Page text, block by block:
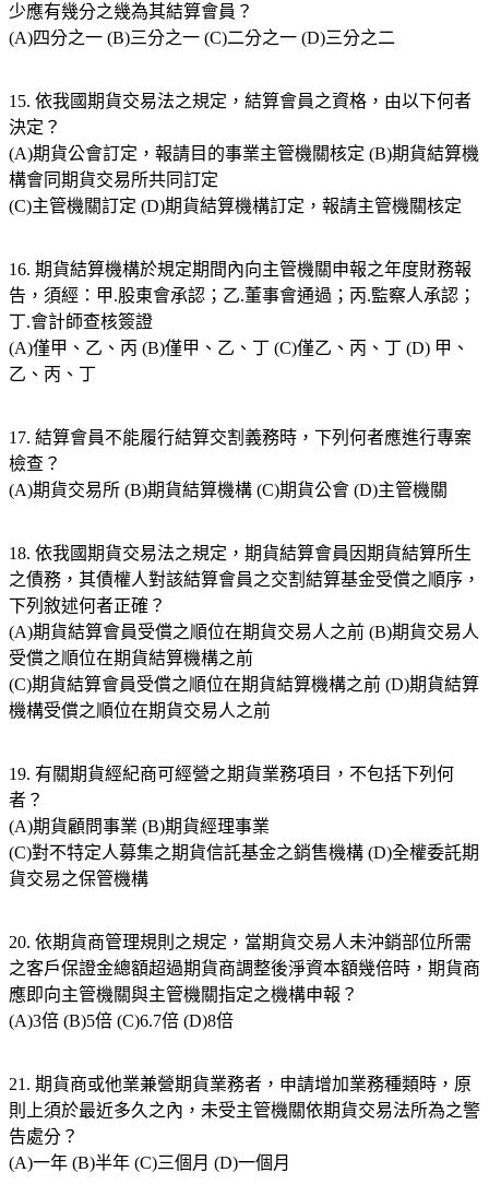
少應有幾分之幾為其結算會員？
(A)四分之一 (B)三分之一 (C)二分之一 (D)三分之二
15. 依我國期貨交易法之規定，結算會員之資格，由以下何者
決定？
(A)期貨公會訂定，報請目的事業主管機關核定 (B)期貨結算機
構會同期貨交易所共同訂定
(C)主管機關訂定 (D)期貨結算機構訂定，報請主管機關核定
16. 期貨結算機構於規定期間內向主管機關申報之年度財務報
告，須經：甲.股東會承認；乙.董事會通過；丙.監察人承認；
丁.會計師查核簽證
(A)僅甲、乙、丙 (B)僅甲、乙、丁 (C)僅乙、丙、丁 (D) 甲、
乙、丙、丁
17. 結算會員不能履行結算交割義務時，下列何者應進行專案
檢查？
(A)期貨交易所 (B)期貨結算機構 (C)期貨公會 (D)主管機關
18. 依我國期貨交易法之規定，期貨結算會員因期貨結算所生
之債務，其債權人對該結算會員之交割結算基金受償之順序，
下列敘述何者正確？
(A)期貨結算會員受償之順位在期貨交易人之前 (B)期貨交易人
受償之順位在期貨結算機構之前
(C)期貨結算會員受償之順位在期貨結算機構之前 (D)期貨結算
機構受償之順位在期貨交易人之前
19. 有關期貨經紀商可經營之期貨業務項目，不包括下列何
者？
(A)期貨顧問事業 (B)期貨經理事業
(C)對不特定人募集之期貨信託基金之銷售機構 (D)全權委託期
貨交易之保管機構
20. 依期貨商管理規則之規定，當期貨交易人未沖銷部位所需
之客戶保證金總額超過期貨商調整後淨資本額幾倍時，期貨商
應即向主管機關與主管機關指定之機構申報？
(A)3倍 (B)5倍 (C)6.7倍 (D)8倍
21. 期貨商或他業兼營期貨業務者，申請增加業務種類時，原
則上須於最近多久之內，未受主管機關依期貨交易法所為之警
告處分？
(A)一年 (B)半年 (C)三個月 (D)一個月